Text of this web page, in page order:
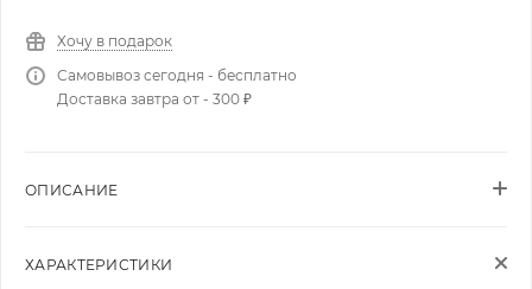
Хочу в подарок
Самовывоз сегодня - бесплатно
Доставка завтра от - 300 ₽
ОПИСАНИЕ
ХАРАКТЕРИСТИКИ